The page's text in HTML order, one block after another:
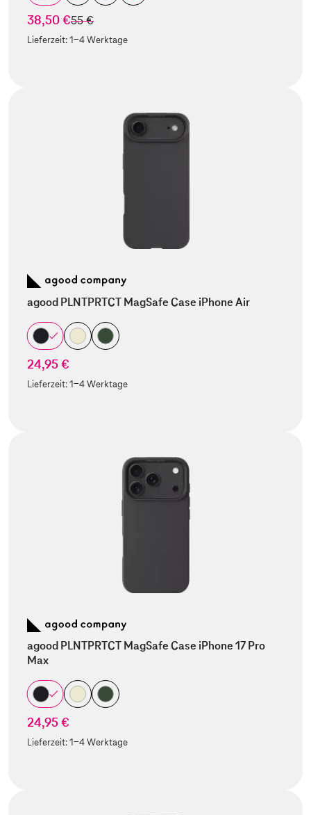
38,50 €statt
55 €
Lieferzeit:1-4 Werktage
agood PLNTPRTCT MagSafe Case iPhone Air
24,95 €
Lieferzeit:1-4 Werktage
agood PLNTPRTCT MagSafe Case iPhone 17 Pro
Max
24,95 €
Lieferzeit:1-4 Werktage